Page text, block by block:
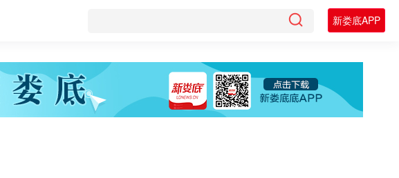
新娄底APP